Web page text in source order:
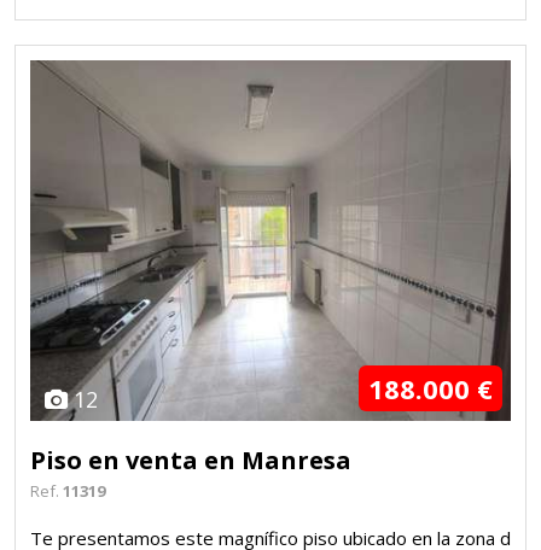
12 188.000 €
Piso en venta en Manresa
Ref. 11319
Te presentamos este magnífico piso ubicado en la zona d